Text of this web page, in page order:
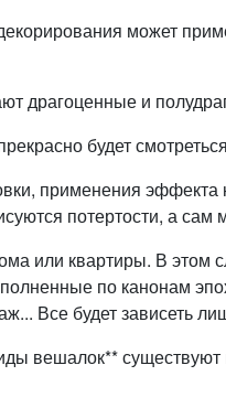
может
драгоценные и
будет
применения
потертости, а сам
или квартиры. В этом
по канонам
Все будет зависеть
вешалок** существуют